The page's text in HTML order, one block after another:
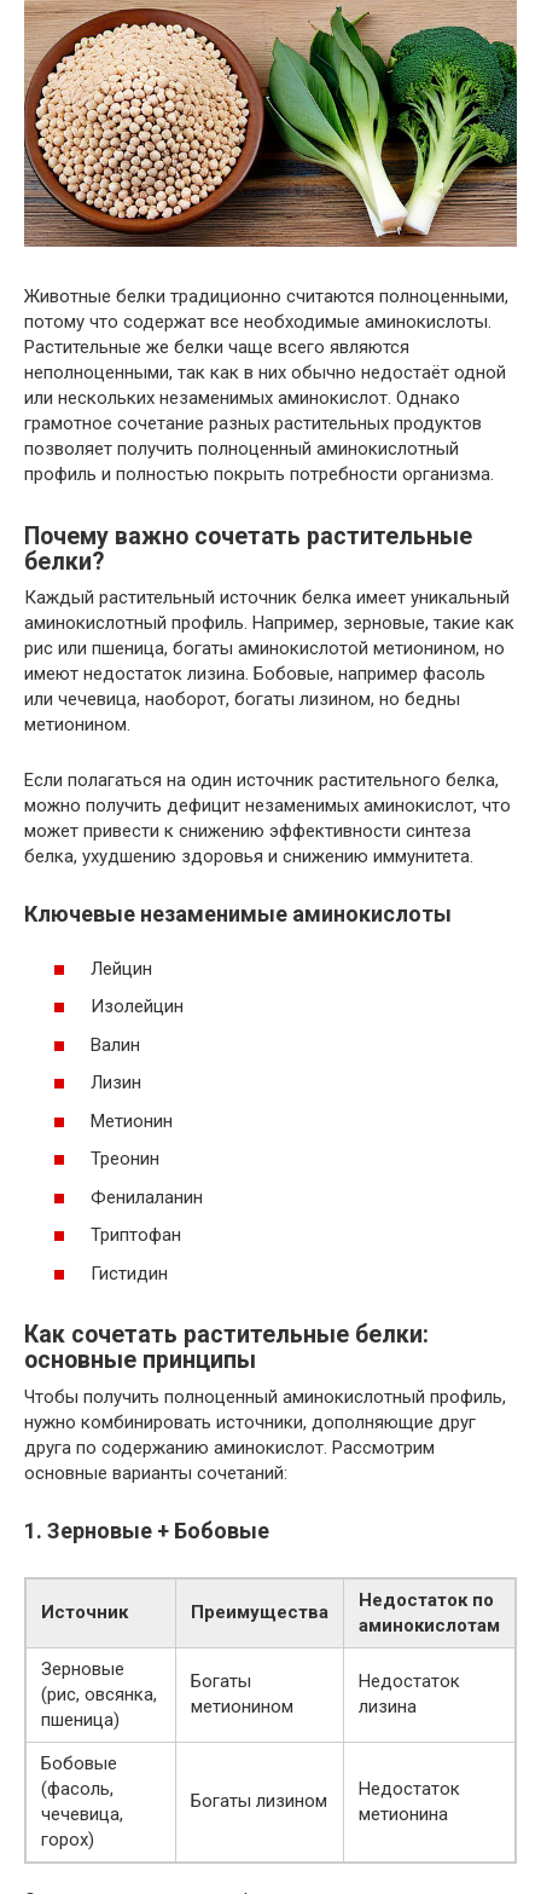
Животные белки традиционно считаются полноценными,
потому что содержат все необходимые аминокислоты.
Растительные же белки чаще всего являются
неполноценными, так как в них обычно недостаёт одной
или нескольких незаменимых аминокислот. Однако
грамотное сочетание разных растительных продуктов
позволяет получить полноценный аминокислотный
профиль и полностью покрыть потребности организма.
Почему важно сочетать растительные
белки?
Каждый растительный источник белка имеет уникальный
аминокислотный профиль. Например, зерновые, такие как
рис или пшеница, богаты аминокислотой метионином, но
имеют недостаток лизина. Бобовые, например фасоль
или чечевица, наоборот, богаты лизином, но бедны
метионином.
Если полагаться на один источник растительного белка,
можно получить дефицит незаменимых аминокислот, что
может привести к снижению эффективности синтеза
белка, ухудшению здоровья и снижению иммунитета.
Ключевые незаменимые аминокислоты
Лейцин
Изолейцин
Валин
Лизин
Метионин
Треонин
Фенилаланин
Триптофан
Гистидин
Как сочетать растительные белки:
основные принципы
Чтобы получить полноценный аминокислотный профиль,
нужно комбинировать источники, дополняющие друг
друга по содержанию аминокислот. Рассмотрим
основные варианты сочетаний:
1. Зерновые + Бобовые
Источник Преимущества
Недостаток по
аминокислотам
Зерновые
(рис, овсянка,
пшеница)
Богаты
метионином
Недостаток
лизина
Бобовые
(фасоль,
чечевица,
горох)
Богаты лизином
Недостаток
метионина